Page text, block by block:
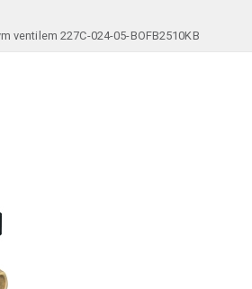
ventilem 227C-024-05-BOFB2510KB